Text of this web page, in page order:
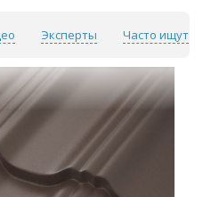
Эксперты Часто ищут